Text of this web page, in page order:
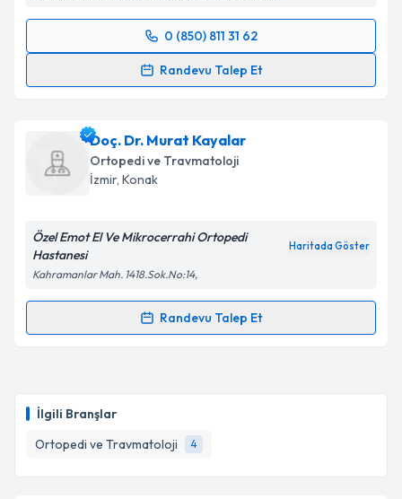
İlgili Branşlar
Ortopedi ve Travmatoloji
4
Takvim Talebini Gönder
0 (850) 811 31 62
Randevu Talep Et
Randevu Takvimi Talebi
takvim hazırlandığında e-posta ile bilgilendireceğiz.
E-posta Adresiniz
Metni'ni okudum ve kişisel verilerimin belirtilen
kapsamda işlenmesini kabul ediyorum.
Doç. Dr. Murat Kayalar
Ortopedi ve Travmatoloji
İzmir, Konak
Özel Emot El Ve Mikrocerrahi Ortopedi
Hastanesi
Haritada Göster
Kahramanlar Mah. 1418.Sok.No:14,
Randevu Talep Et
Randevu Takvimi Talebi
takvim hazırlandığında e-posta ile bilgilendireceğiz.